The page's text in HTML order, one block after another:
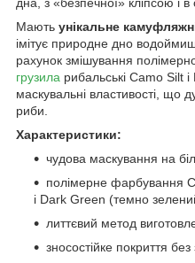
дна, з «безпечної» кліпсою і
Мають унікальне
імітує природне дно
рахунок змішування
грузила рибальські Camo Silt
маскувальні властивості, що
риби.
Характеристики:
чудова маскування на
полімерне фарбування
і Dark Green (темно
литтєвий метод
зносостійке покриття без